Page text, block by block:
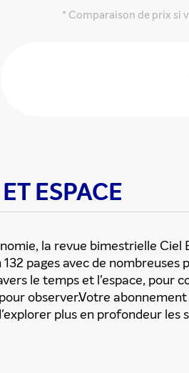
* Comparaison de prix si
ESPACE
la revue bimestrielle Ciel
pages avec de
le temps et l'espace, pour
observer.Votre
plus en profondeur les